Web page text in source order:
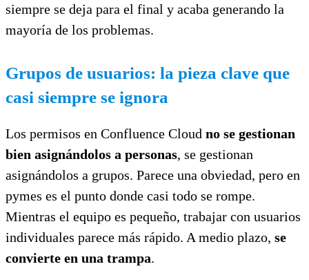
siempre se deja para el final y acaba generando la
mayoría de los problemas.
Grupos de usuarios: la pieza clave que
casi siempre se ignora
Los permisos en Confluence Cloud no se gestionan
bien asignándolos a personas, se gestionan
asignándolos a grupos. Parece una obviedad, pero en
pymes es el punto donde casi todo se rompe.
Mientras el equipo es pequeño, trabajar con usuarios
individuales parece más rápido. A medio plazo, se
convierte en una trampa.